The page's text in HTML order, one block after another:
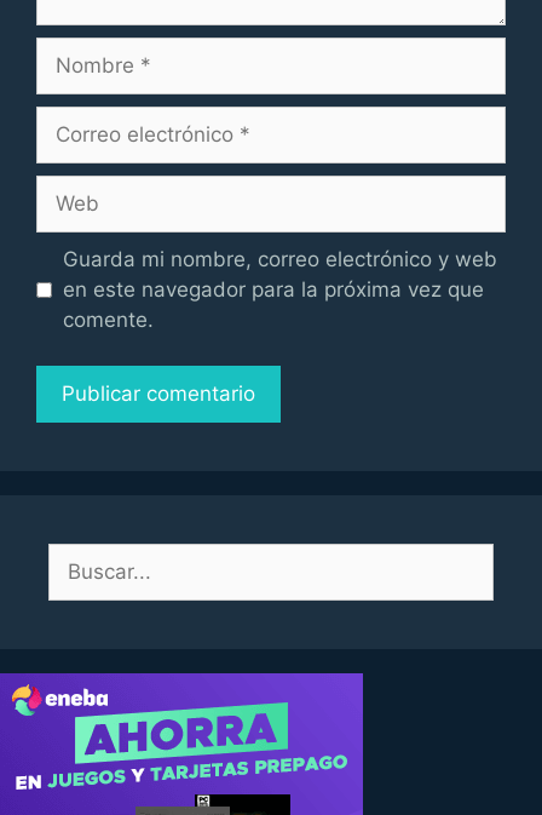
electrónico
Guarda mi nombre, correo electrónico y web
en este navegador para la próxima vez que
comente.
Buscar: